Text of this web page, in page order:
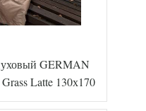
GERMAN
Latte 130х170